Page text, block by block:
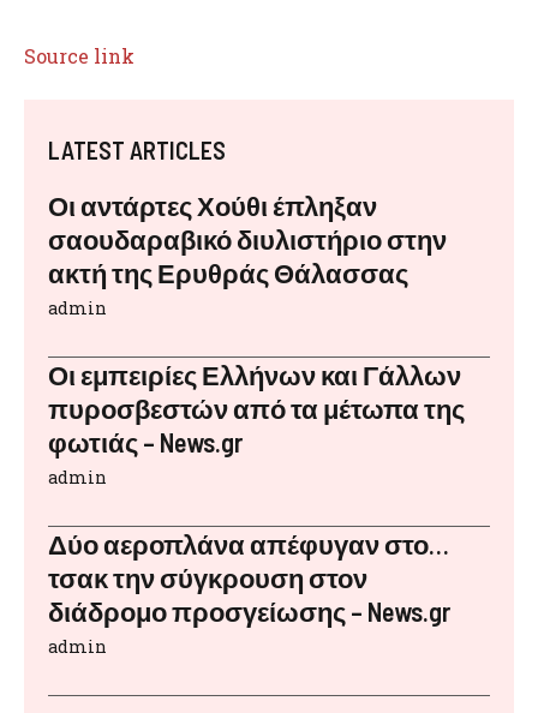
Source link
LATEST ARTICLES
Οι αντάρτες Χούθι έπληξαν
σαουδαραβικό διυλιστήριο στην
ακτή της Ερυθράς Θάλασσας
admin
Οι εμπειρίες Ελλήνων και Γάλλων
πυροσβεστών από τα μέτωπα της
φωτιάς – News.gr
admin
Δύο αεροπλάνα απέφυγαν στο…
τσακ την σύγκρουση στον
διάδρομο προσγείωσης – News.gr
admin